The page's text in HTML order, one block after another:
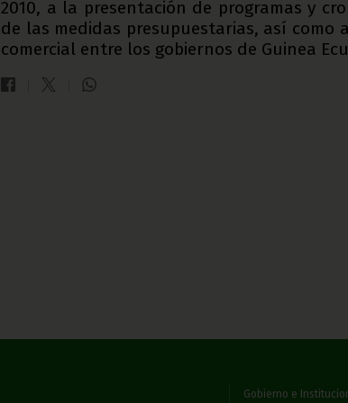
2010, a la presentación de programas y
de las medidas presupuestarias, así como
comercial entre los gobiernos de Guinea
Gobierno e